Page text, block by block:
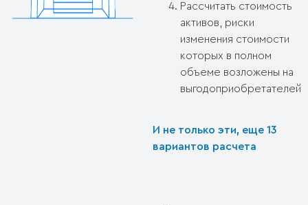
Рассчитать стоимость
активов, риски
изменения стоимости
которых в полном
объеме возложены на
выгодоприобретателей
И не только эти, еще 13
вариантов расчета